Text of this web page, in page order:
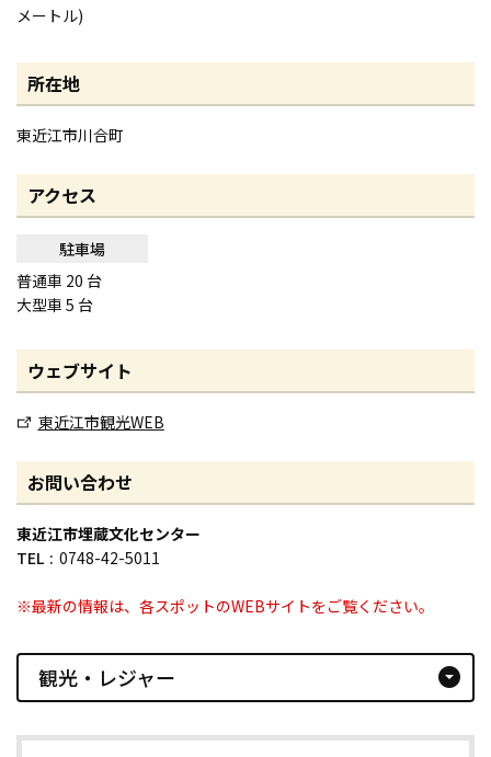
メートル)
所在地
東近江市川合町
アクセス
駐車場
普通車 20 台
大型車 5 台
ウェブサイト
東近江市観光WEB
お問い合わせ
東近江市埋蔵文化センター
TEL
0748-42-5011
※最新の情報は、各スポットのWEBサイトをご覧ください。
観光・レジャー arrow_drop_down_circle